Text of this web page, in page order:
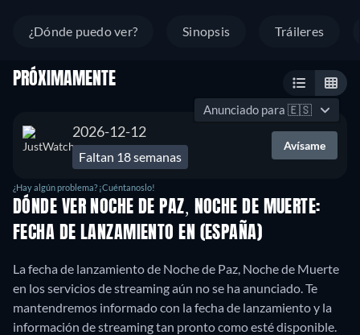
¿Dónde puedo ver? Sinopsis Tráileres
PRÓXIMAMENTE
Anunciado para 🇪🇸
2026-12-12
Faltan 18 semanas
Avísame
¿Hay algún problema? ¡Cuéntanoslo!
DÓNDE VER NOCHE DE PAZ, NOCHE DE MUERTE:
FECHA DE LANZAMIENTO EN (ESPAÑA)
La fecha de lanzamiento de Noche de Paz, Noche de Muerte
en los servicios de streaming aún no se ha anunciado. Te
mantendremos informado con la fecha de lanzamiento y la
información de streaming tan pronto como esté disponible.